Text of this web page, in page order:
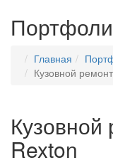
Главная
Кузовной
Кузовной
Rexton